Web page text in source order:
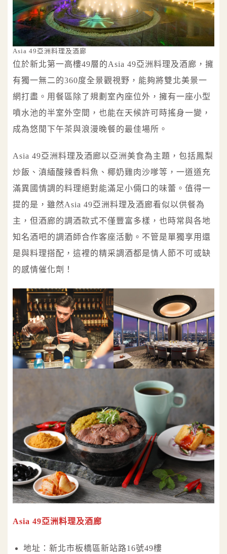
Asia 49亞洲料理及酒廊
位於新北第一高樓49層的Asia 49亞洲料理及酒廊，擁
有獨一無二的360度全景觀視野，能夠將雙北美景一
網打盡。用餐區除了規劃室內座位外，擁有一座小型
噴水池的半室外空間，也能在天候許可時搖身一變，
成為悠閒下午茶與浪漫晚餐的最佳場所。
Asia 49亞洲料理及酒廊以亞洲美食為主題，包括鳳梨
炒飯、滇緬酸辣香料魚、椰奶雞肉沙嗲等，一道道充
滿異國情調的料理絕對能滿足小倆口的味蕾。值得一
提的是，雖然Asia 49亞洲料理及酒廊看似以供餐為
主，但酒廊的調酒款式不僅豐富多樣，也時常與各地
知名酒吧的調酒師合作客座活動。不管是單獨享用還
是與料理搭配，這裡的精采調酒都是情人節不可或缺
的感情催化劑！
Asia 49亞洲料理及酒廊
地址：新北市板橋區新站路16號49樓